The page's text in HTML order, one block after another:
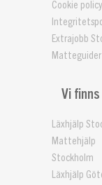
Cookie policy
Extrajobb
Matteguider
Vi
Läxhjälp
Mattehjälp
Stockholm
Läxhjälp